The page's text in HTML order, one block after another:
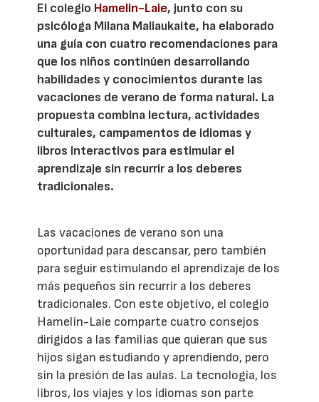
El colegio Hamelin-Laie, junto con su
psicóloga Milana Maliaukaite, ha elaborado
una guía con cuatro recomendaciones para
que los niños continúen desarrollando
habilidades y conocimientos durante las
vacaciones de verano de forma natural. La
propuesta combina lectura, actividades
culturales, campamentos de idiomas y
libros interactivos para estimular el
aprendizaje sin recurrir a los deberes
tradicionales.
Las vacaciones de verano son una
oportunidad para descansar, pero también
para seguir estimulando el aprendizaje de los
más pequeños sin recurrir a los deberes
tradicionales. Con este objetivo, el colegio
Hamelin-Laie comparte cuatro consejos
dirigidos a las familias que quieran que sus
hijos sigan estudiando y aprendiendo, pero
sin la presión de las aulas. La tecnología, los
libros, los viajes y los idiomas son parte